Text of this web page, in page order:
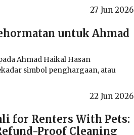
27 Jun 2026
untuk Ahmad
Ahmad Haikal Hasan
simbol penghargaan, atau
22 Jun 2026
for Renters With Pets:
Proof Cleaning